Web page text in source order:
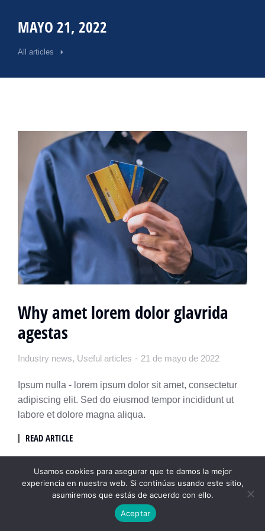
MAYO 21, 2022
All articles
Why amet lorem dolor glavrida
agestas
Industry news, Useful articles 21 de mayo de 2022
Ipsum nulla - lorem ipsum dolor sit amet, consectetur
adipiscing elit. Sed do eiusmod tempor incididunt ut
labore et dolore magna aliqua.
READ ARTICLE
Usamos cookies para asegurar que te damos la mejor
experiencia en nuestra web. Si continúas usando este sitio,
asumiremos que estás de acuerdo con ello.
Aceptar